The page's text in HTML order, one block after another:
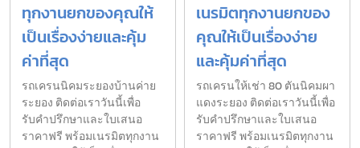
ทุกงานยกของคุณให้
เป็นเรื่องง่ายและคุ้ม
ค่าที่สุด
รถเครนนิคมระยองบ้านค่าย
ระยอง ติดต่อเราวันนี้เพื่อ
รับคำปรึกษาและใบเสนอ
ราคาฟรี พร้อมเนรมิตทุกงาน
เนรมิตทุกงานยกของ
คุณให้เป็นเรื่องง่าย
และคุ้มค่าที่สุด
รถเครนให้เช่า 80 ตันนิคมผา
แดงระยอง ติดต่อเราวันนี้เพื่อ
รับคำปรึกษาและใบเสนอ
ราคาฟรี พร้อมเนรมิตทุกงาน